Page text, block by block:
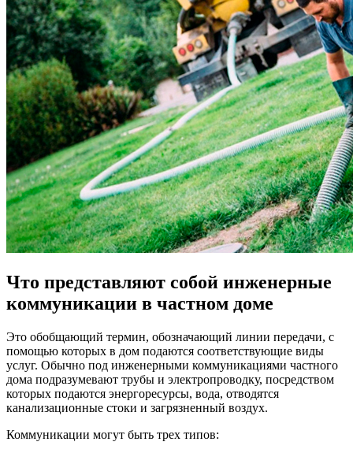
Что представляют собой инженерные
коммуникации в частном доме
Это обобщающий термин, обозначающий линии передачи, с
помощью которых в дом подаются соответствующие виды
услуг. Обычно под инженерными коммуникациями частного
дома подразумевают трубы и электропроводку, посредством
которых подаются энергоресурсы, вода, отводятся
канализационные стоки и загрязненный воздух.
Коммуникации могут быть трех типов: